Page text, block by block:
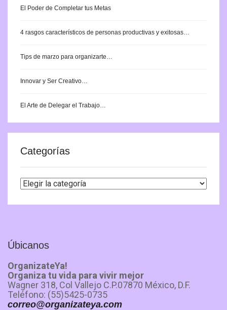
El Poder de Completar tus Metas
4 rasgos característicos de personas productivas y exitosas…
Tips de marzo para organizarte…
Innovar y Ser Creativo…
El Arte de Delegar el Trabajo…
Categorías
Úbicanos
OrganizateYa!
Organiza tu vida para vivir mejor
Wagner 318, Col Vallejo C.P.07870 México, D.F.
Teléfono: (55)5425-0735
correo@organizateya.com